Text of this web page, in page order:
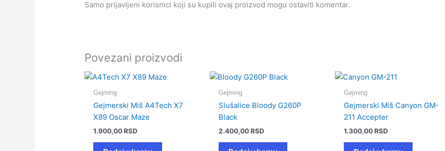
Samo prijavljeni korisnici koji su kupili ovaj proizvod mogu ostaviti komentar.
Povezani proizvodi
Gejming
Gejmerski Miš A4Tech X7
X89 Oscar Maze
1.900,00RSD
Gejming
Slušalice Bloody G260P
Black
2.400,00RSD
Gejming
Gejmerski Miš Canyon GM-
211 Accepter
1.300,00RSD